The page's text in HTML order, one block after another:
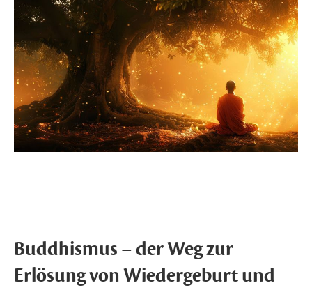
Buddhismus – der Weg zur
Erlösung von Wiedergeburt und